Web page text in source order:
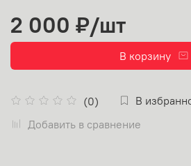
(0)
В
Добавить в сравнение
2 000 ₽/шт
В корзину